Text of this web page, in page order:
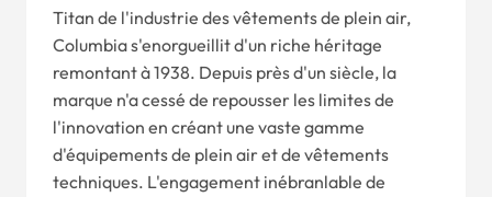
Titan de l'industrie des vêtements de plein air,
Columbia s'enorgueillit d'un riche héritage
remontant à 1938. Depuis près d'un siècle, la
marque n'a cessé de repousser les limites de
l'innovation en créant une vaste gamme
d'équipements de plein air et de vêtements
techniques. L'engagement inébranlable de